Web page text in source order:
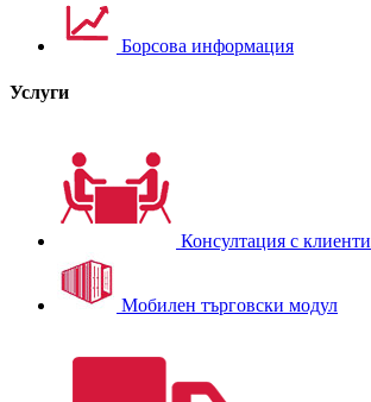
Борсова информация
Услуги
Консултация с клиенти
Мобилен търговски модул